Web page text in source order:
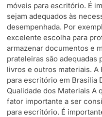
móveis para escritório. É
sejam adequados às
desempenhada. Por
excelente escolha para
armazenar documentos e
prateleiras são adequadas
livros e outros materiais.
para escritório em Brasília
Qualidade dos Materiais A
fator importante a ser
para escritório. É